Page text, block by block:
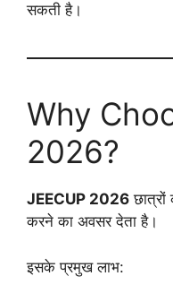
सकती है।
Why
2026?
JEECUP 2026 छात्रों
करने का अवसर देता है।
इसके प्रमुख लाभ: